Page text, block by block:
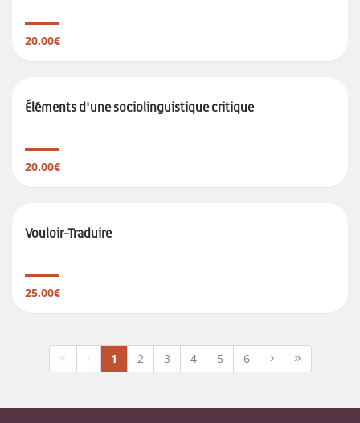
20.00€
Éléments d'une sociolinguistique critique
20.00€
Vouloir-Traduire
25.00€
1 2 3 4 5 6